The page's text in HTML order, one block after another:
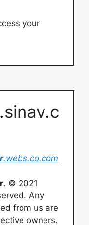
your
.webs.co.com
. © 2021
Any
from us are
owners.